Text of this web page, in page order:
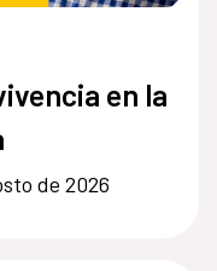
en la
de 2026